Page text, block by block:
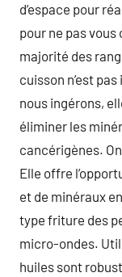
d’espace pour
pour ne pas
majorité des
cuisson n’est
nous ingérons,
éliminer les
cancérigènes.
Elle offre
et de minéraux
type friture des
micro-ondes.
huiles sont